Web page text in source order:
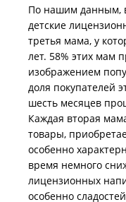
По нашим данным,
детские
третья мама, у
лет. 58% этих мам
изображением
доля покупателей
шесть месяцев
Каждая вторая
товары,
особенно
время немного
лицензионных
особенно